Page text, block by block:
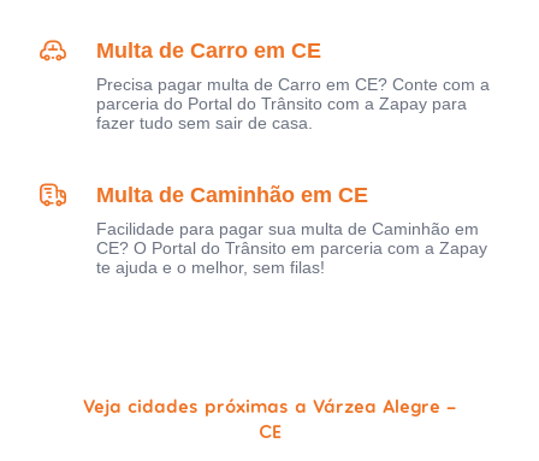
Multa de Carro em CE
Precisa pagar multa de Carro em CE? Conte com a
parceria do Portal do Trânsito com a Zapay para
fazer tudo sem sair de casa.
Multa de Caminhão em CE
Facilidade para pagar sua multa de Caminhão em
CE? O Portal do Trânsito em parceria com a Zapay
te ajuda e o melhor, sem filas!
Veja cidades próximas a Várzea Alegre -
CE